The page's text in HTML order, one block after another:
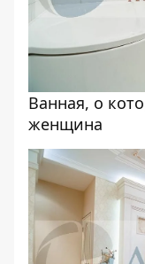
Ванная, о
женщина